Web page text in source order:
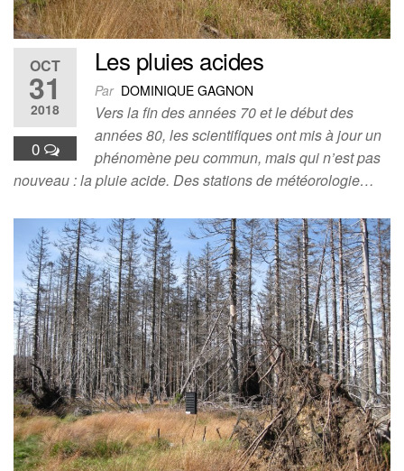
OCT
31
2018
0
Les pluies acides
Par DOMINIQUE GAGNON
Vers la fin des années 70 et le début des
années 80, les scientifiques ont mis à jour un
phénomène peu commun, mais qui n’est pas
nouveau : la pluie acide. Des stations de météorologie…